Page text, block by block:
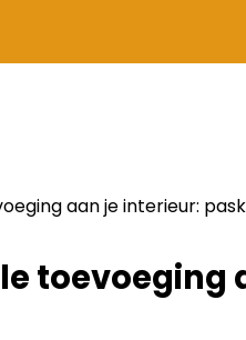
aan je interieur: